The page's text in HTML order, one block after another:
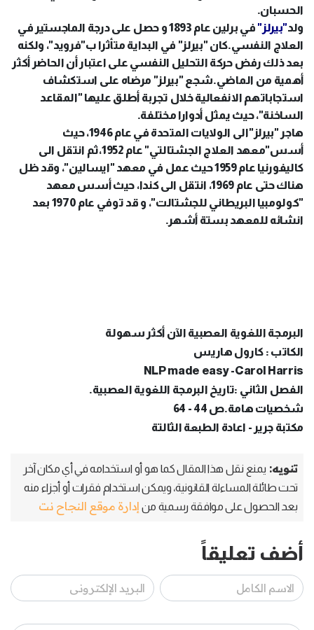
الحسبان.
ولد"بيرلز"
في برلين عام 1893 و حصل على درجة الماجستير في
العلاج النفسي.كان "بيرلز" في البداية متأثرا ب"فرويد"، ولكنه
بعد ذلك رفض حركة التحليل النفسي على اعتبار أن الحاضر أكثر
أهمية من الماضي.شجع "بيرلز" مرضاه على استكشاف
استجاباتهم الانفعالية خلال تجربة أطلق عليها "المقاعد
الساخنة"، حيث يمثل أدوارا مختلفة.
هاجر "بيرلز"الى الولايات المتحدة في عام 1946، حيث
أسس"معهد العلاج الجشتالتي" عام 1952،ثم انتقل الى
كاليفورنيا عام 1959 حيث عمل في معهد "ايسالين"، وقد ظل
هناك حتى عام 1969، انتقل الى كندا، حيث أسس معهد
"كولومبيا البريطاني للجشتالت"، و قد توفي عام 1970 بعد
انشائه للمعهد بستة أشهر.
البرمجة اللغوية العصبية الآن أكثر سهولة
الكاتب : كارول هاريس
NLP made easy -Carol Harris
الفصل الثاني :تاريخ البرمجة اللغوية العصبية.
شخصيات هامة.ص 44 - 64
مكتبة جرير - اعادة الطبعة الثالتة
تنويه: يمنع نقل هذا المقال كما هو أو استخدامه في أي مكان آخر
تحت طائلة المساءلة القانونية، ويمكن استخدام فقرات أو أجزاء منه
بعد الحصول على موافقة رسمية من إدارة موقع النجاح نت
أضف تعليقاً